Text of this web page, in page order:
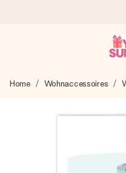
Wir bereiten dein
4,8 (basierend auf
Home Wohnaccessoires